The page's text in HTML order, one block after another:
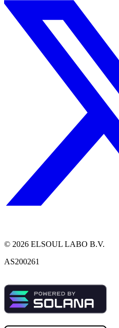
© 2026 ELSOUL LABO B.V.
AS200261